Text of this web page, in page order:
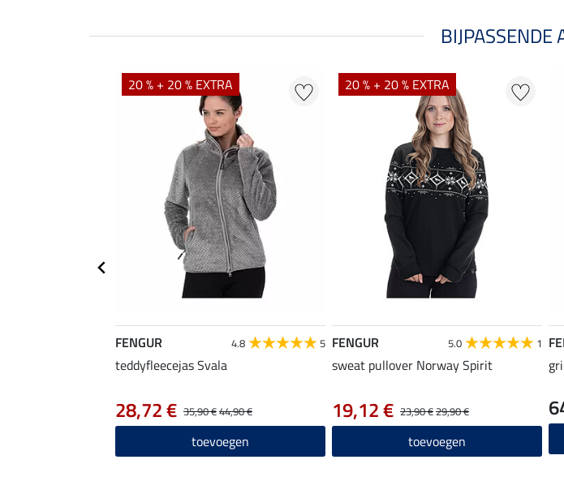
BIJPASSENDE
20 % + 20 % EXTRA
FENGUR 4.8 5
teddyfleecejas Svala
35,90 €44,90 €
28,72 €
toevoegen
20 % + 20 % EXTRA
FENGUR 5.0 1
sweat pullover Norway Spirit
23,90 €29,90 €
19,12 €
toevoegen